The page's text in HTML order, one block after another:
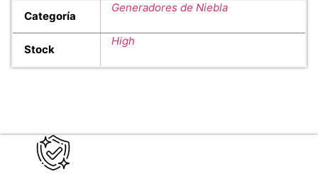
Categoría
Generadores de Niebla
Stock
High